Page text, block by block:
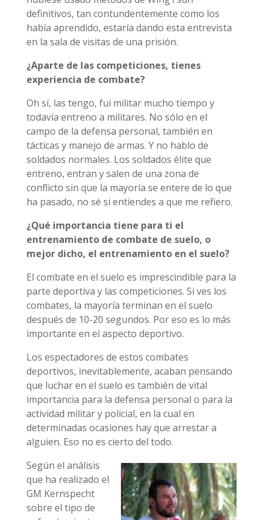
definitivos, tan contundentemente como los
había aprendido, estaría dando esta entrevista
en la sala de visitas de una prisión.
¿Aparte de las competiciones, tienes
experiencia de combate?
Oh sí, las tengo, fui militar mucho tiempo y
todavía entreno a militares. No sólo en el
campo de la defensa personal, también en
tácticas y manejo de armas. Y no hablo de
soldados normales. Los soldados élite que
entreno, entran y salen de una zona de
conflicto sin que la mayoría se entere de lo que
ha pasado, no sé si entiendes a que me refiero.
¿Qué importancia tiene para ti el
entrenamiento de combate de suelo, o
mejor dicho, el entrenamiento en el suelo?
El combate en el suelo es imprescindible para la
parte deportiva y las competiciones. Si ves los
combates, la mayoría terminan en el suelo
después de 10-20 segundos. Por eso es lo más
importante en el aspecto deportivo.
Los espectadores de estos combates
deportivos, inevitablemente, acaban pensando
que luchar en el suelo es también de vital
importancia para la defensa personal o para la
actividad militar y policial, en la cual en
determinadas ocasiones hay que arrestar a
alguien. Eso no es cierto del todo.
Según el análisis
que ha realizado el
GM Kernspecht
sobre el tipo de